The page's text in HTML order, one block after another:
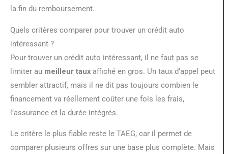
la fin du remboursement.
Quels critères comparer pour trouver un crédit auto
intéressant ?
Pour trouver un crédit auto intéressant, il ne faut pas se
limiter au meilleur taux affiché en gros. Un taux d’appel peut
sembler attractif, mais il ne dit pas toujours combien le
financement va réellement coûter une fois les frais,
l’assurance et la durée intégrés.
Le critère le plus fiable reste le TAEG, car il permet de
comparer plusieurs offres sur une base plus complète. Mais